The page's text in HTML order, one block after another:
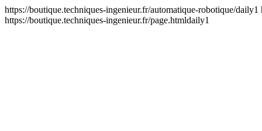
https://boutique.techniques-ingenieur.fr/automatique-robotique/daily1
https://boutique.techniques-ingenieur.fr/page.htmldaily1